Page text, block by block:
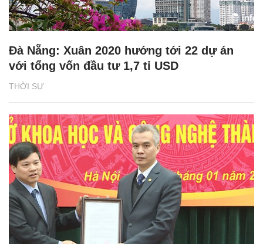
THỜI SỰ
Đà Nẵng: Xuân 2020 hướng tới 22 dự án
với tổng vốn đầu tư 1,7 tỉ USD